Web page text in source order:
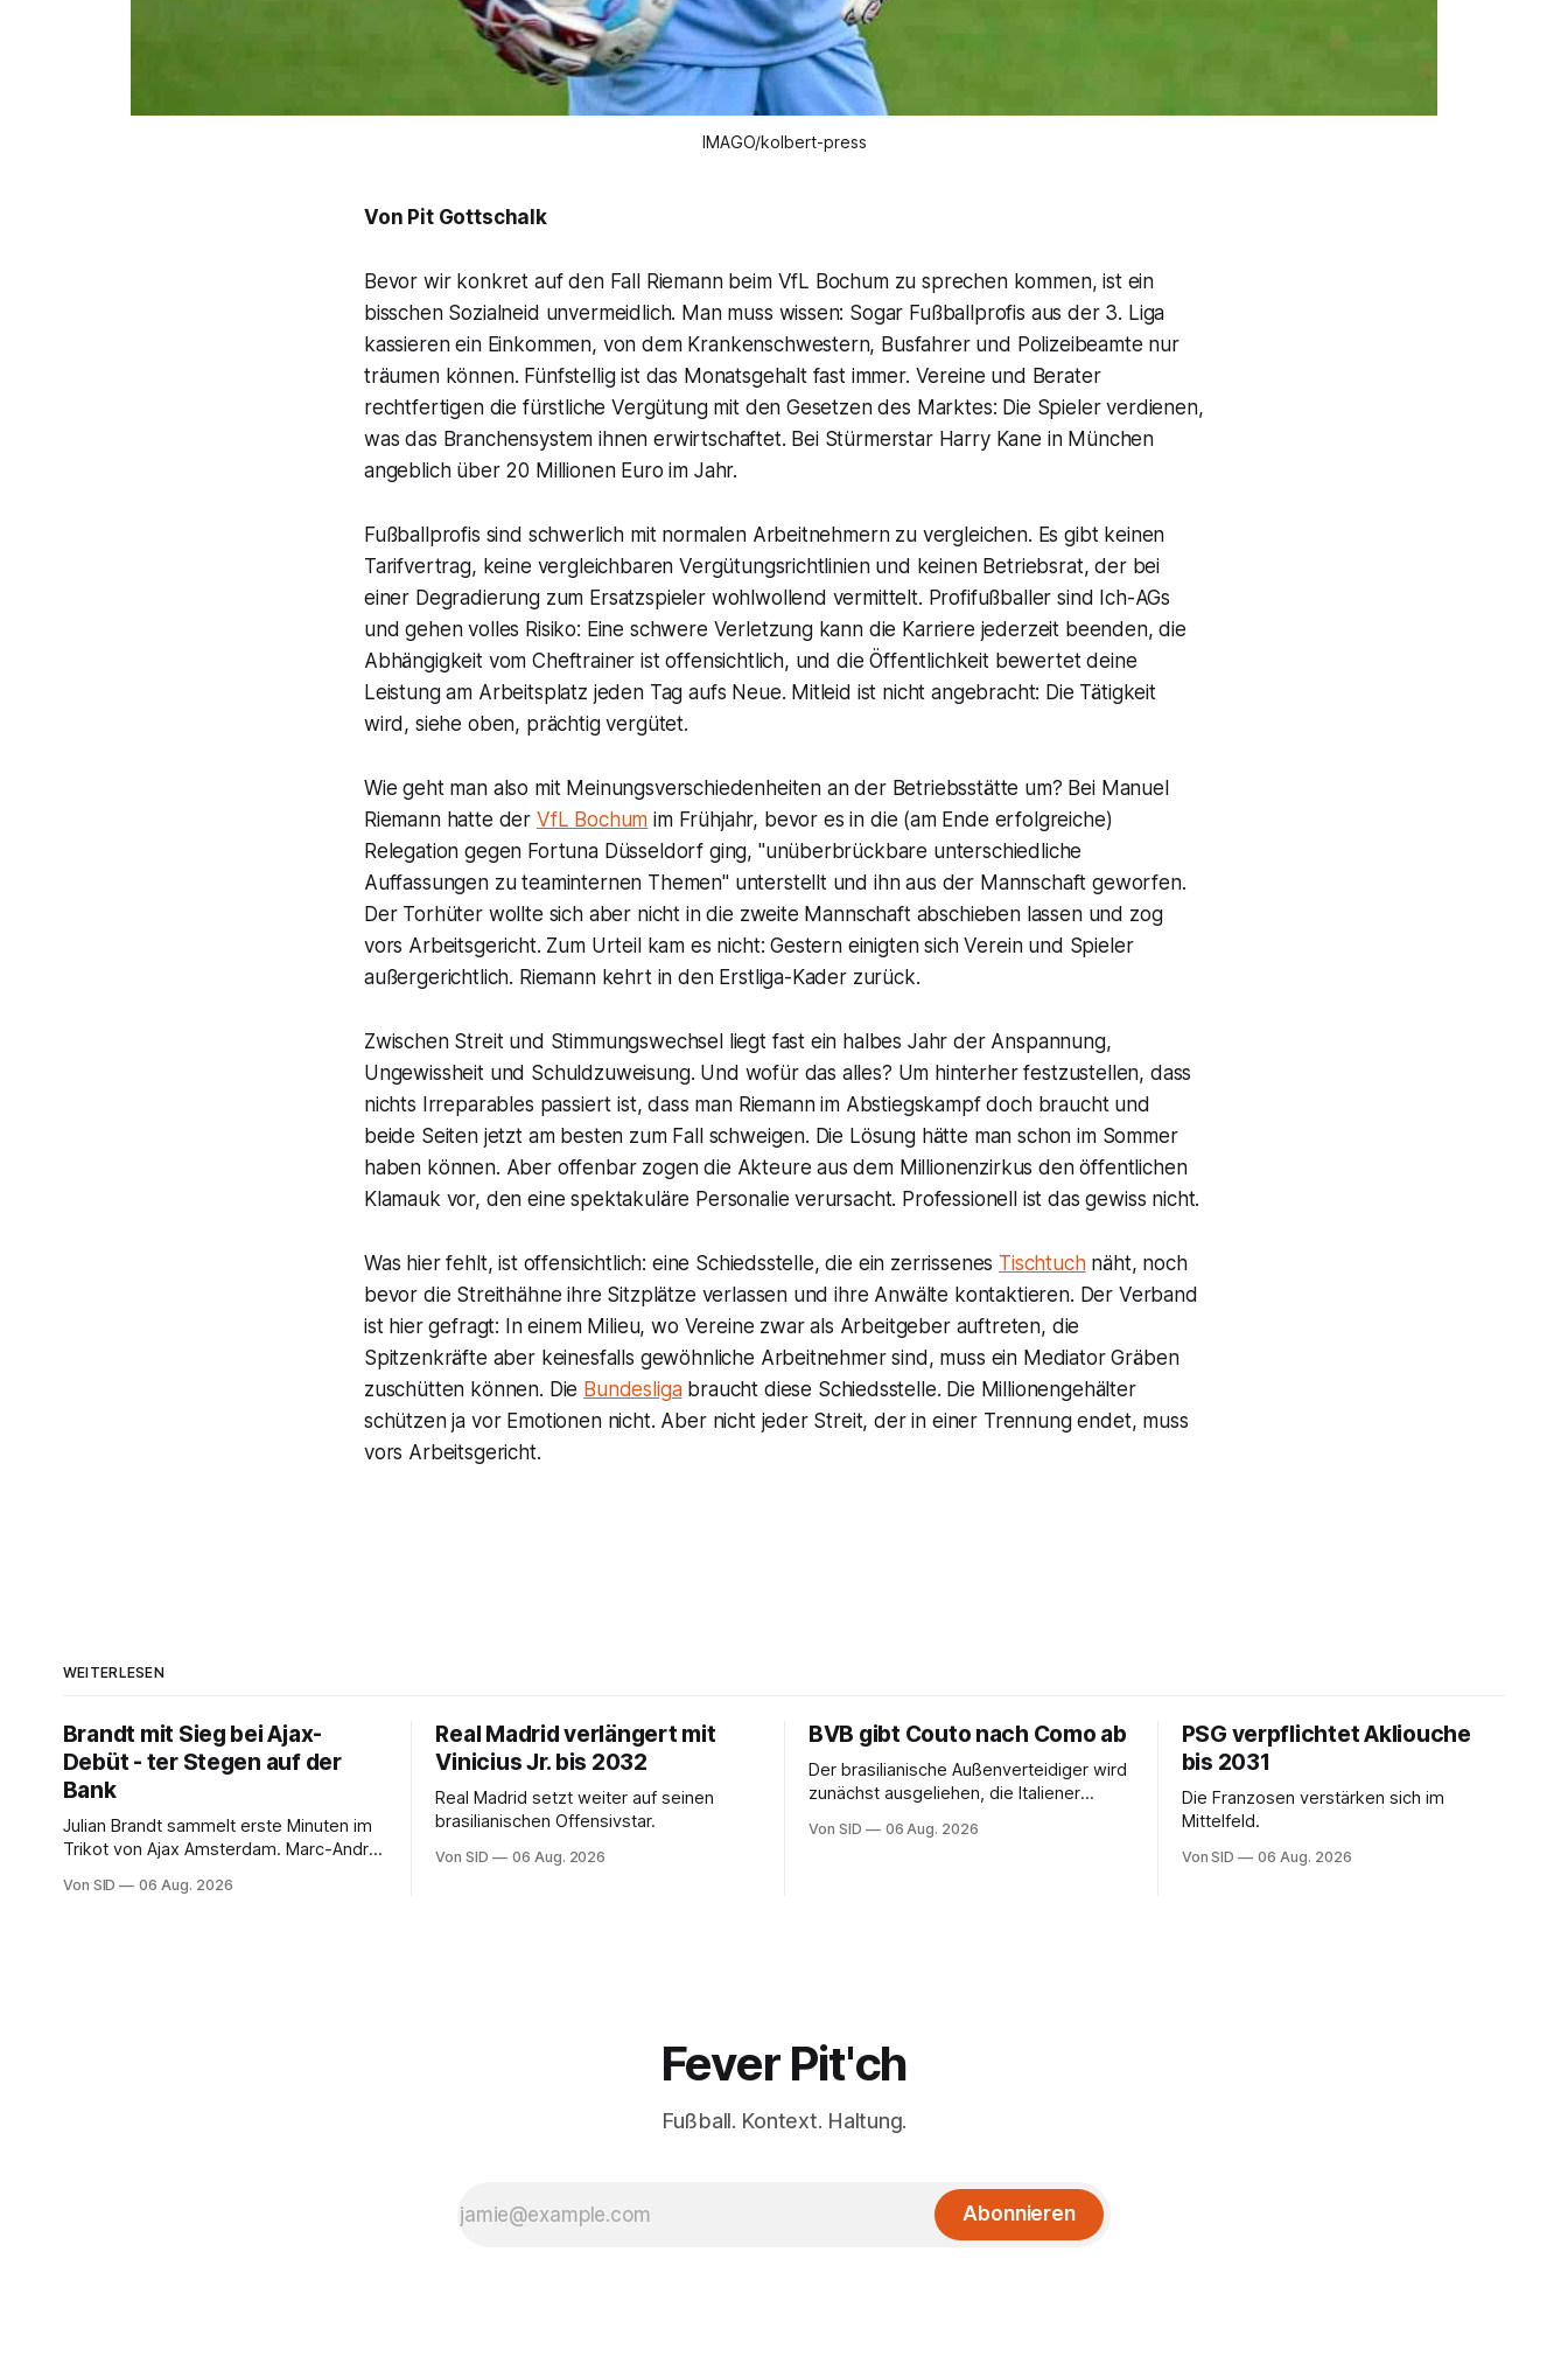
IMAGO/kolbert-press
Von Pit Gottschalk
Bevor wir konkret auf den Fall Riemann beim VfL Bochum zu sprechen kommen, ist ein
bisschen Sozialneid unvermeidlich. Man muss wissen: Sogar Fußballprofis aus der 3. Liga
kassieren ein Einkommen, von dem Krankenschwestern, Busfahrer und Polizeibeamte nur
träumen können. Fünfstellig ist das Monatsgehalt fast immer. Vereine und Berater
rechtfertigen die fürstliche Vergütung mit den Gesetzen des Marktes: Die Spieler verdienen,
was das Branchensystem ihnen erwirtschaftet. Bei Stürmerstar Harry Kane in München
angeblich über 20 Millionen Euro im Jahr.
Fußballprofis sind schwerlich mit normalen Arbeitnehmern zu vergleichen. Es gibt keinen
Tarifvertrag, keine vergleichbaren Vergütungsrichtlinien und keinen Betriebsrat, der bei
einer Degradierung zum Ersatzspieler wohlwollend vermittelt. Profifußballer sind Ich-AGs
und gehen volles Risiko: Eine schwere Verletzung kann die Karriere jederzeit beenden, die
Abhängigkeit vom Cheftrainer ist offensichtlich, und die Öffentlichkeit bewertet deine
Leistung am Arbeitsplatz jeden Tag aufs Neue. Mitleid ist nicht angebracht: Die Tätigkeit
wird, siehe oben, prächtig vergütet.
Wie geht man also mit Meinungsverschiedenheiten an der Betriebsstätte um? Bei Manuel
Riemann hatte der VfL Bochum im Frühjahr, bevor es in die (am Ende erfolgreiche)
Relegation gegen Fortuna Düsseldorf ging, "unüberbrückbare unterschiedliche
Auffassungen zu teaminternen Themen" unterstellt und ihn aus der Mannschaft geworfen.
Der Torhüter wollte sich aber nicht in die zweite Mannschaft abschieben lassen und zog
vors Arbeitsgericht. Zum Urteil kam es nicht: Gestern einigten sich Verein und Spieler
außergerichtlich. Riemann kehrt in den Erstliga-Kader zurück.
Zwischen Streit und Stimmungswechsel liegt fast ein halbes Jahr der Anspannung,
Ungewissheit und Schuldzuweisung. Und wofür das alles? Um hinterher festzustellen, dass
nichts Irreparables passiert ist, dass man Riemann im Abstiegskampf doch braucht und
beide Seiten jetzt am besten zum Fall schweigen. Die Lösung hätte man schon im Sommer
haben können. Aber offenbar zogen die Akteure aus dem Millionenzirkus den öffentlichen
Klamauk vor, den eine spektakuläre Personalie verursacht. Professionell ist das gewiss nicht.
Was hier fehlt, ist offensichtlich: eine Schiedsstelle, die ein zerrissenes Tischtuchnäht, noch
bevor die Streithähne ihre Sitzplätze verlassen und ihre Anwälte kontaktieren. Der Verband
ist hier gefragt: In einem Milieu, wo Vereine zwar als Arbeitgeber auftreten, die
Spitzenkräfte aber keinesfalls gewöhnliche Arbeitnehmer sind, muss ein Mediator Gräben
zuschütten können. Die Bundesligabraucht diese Schiedsstelle. Die Millionengehälter
schützen ja vor Emotionen nicht. Aber nicht jeder Streit, der in einer Trennung endet, muss
vors Arbeitsgericht.
WEITERLESEN
Brandt mit Sieg bei Ajax-
Debüt - ter Stegen auf der
Bank
Julian Brandt sammelt erste Minuten im
Trikot von Ajax Amsterdam. Marc-André
Von SID 06 Aug. 2026
Real Madrid verlängert mit
Vinicius Jr. bis 2032
Real Madrid setzt weiter auf seinen
brasilianischen Offensivstar.
Von SID 06 Aug. 2026
BVB gibt Couto nach Como ab
Der brasilianische Außenverteidiger wird
zunächst ausgeliehen, die Italiener
Von SID 06 Aug. 2026
PSG verpflichtet Akliouche
bis 2031
Die Franzosen verstärken sich im
Mittelfeld.
Von SID 06 Aug. 2026
Fever Pit'ch
Fußball. Kontext. Haltung.
Abonnieren